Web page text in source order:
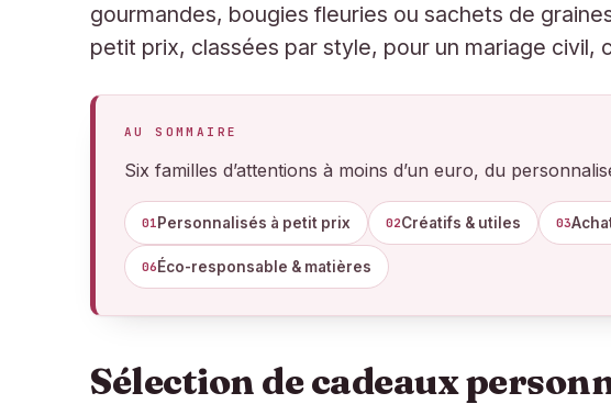
gourmandes, bougies fleuries ou sachets de
petit prix, classées par style, pour un mariage civil,
AU SOMMAIRE
Six familles d’attentions à moins d’un euro, du
01 Personnalisés à petit prix 02Créatifs & utiles 03
06 Éco-responsable & matières
Sélection de cadeaux